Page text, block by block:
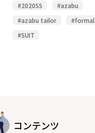
#2020SS
#azabu
#azabu tailor
#formal
#SUIT
コンテンツ